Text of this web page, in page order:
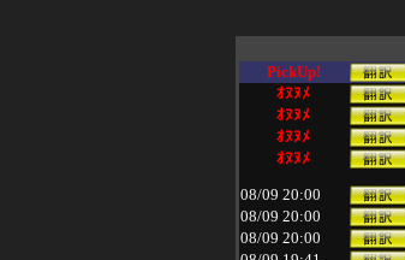
PickUp!
ｵﾇﾇﾒ
ｵﾇﾇﾒ
ｵﾇﾇﾒ
ｵﾇﾇﾒ
08/09 20:00
08/09 20:00
08/09 20:00